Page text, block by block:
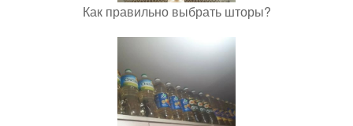
Как правильно выбрать шторы?